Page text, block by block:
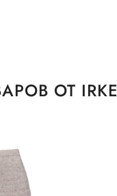
ОТ IRKE